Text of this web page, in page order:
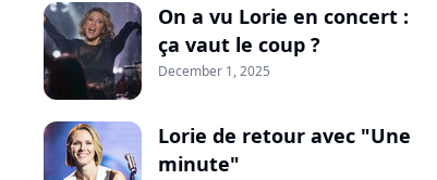
On a vu Lorie en concert :
ça vaut le coup ?
December 1, 2025
Lorie de retour avec "Une
minute"